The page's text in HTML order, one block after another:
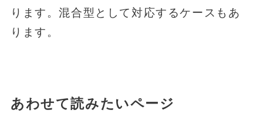
ります。混合型として対応するケースもあ
ります。
あわせて読みたいページ